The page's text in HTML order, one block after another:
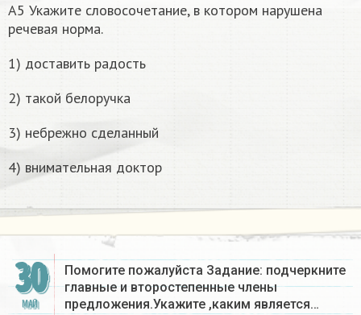
А5 Укажите словосочетание, в котором нарушена
речевая норма.
1) доставить радость
2) такой белоручка
3) небрежно сделанный
4) внимательная доктор
30
МАЙ
Помогите пожалуйста Задание: подчеркните
главные и второстепенные члены
предложения.Укажите ,каким является…